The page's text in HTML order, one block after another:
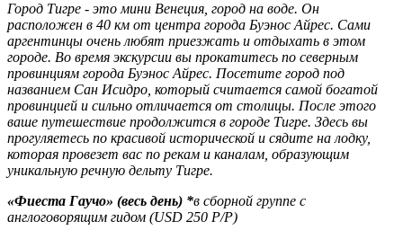
Город Тигре - это мини Венеция, город на воде. Он
расположен в 40 км от центра города Буэнос Айрес. Сами
аргентинцы очень любят приезжать и отдыхать в этом
городе. Во время экскурсии вы прокатитесь по северным
провинциям города Буэнос Айрес. Посетите город под
названием Сан Исидро, который считается самой богатой
провинцией и сильно отличается от столицы. После этого
ваше путешествие продолжится в городе Тигре. Здесь вы
прогуляетесь по красивой исторической и сядите на лодку,
которая провезет вас по рекам и каналам, образующим
уникальную речную дельту Тигре.
«Фиеста Гаучо» (весь день) *в сборной группе с
англоговорящим гидом (USD 250 P/P)